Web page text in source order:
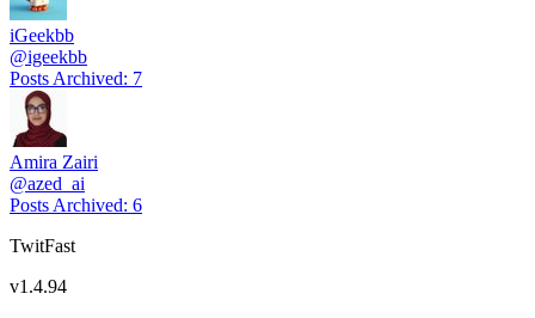
iGeekbb
@igeekbb
Posts Archived: 7
Amira Zairi
@azed_ai
Posts Archived: 6
TwitFast
v1.4.94